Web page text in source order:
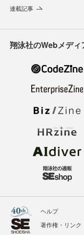
連載記事
翔泳社のWebメディ
ヘルプ
著作権・リンク